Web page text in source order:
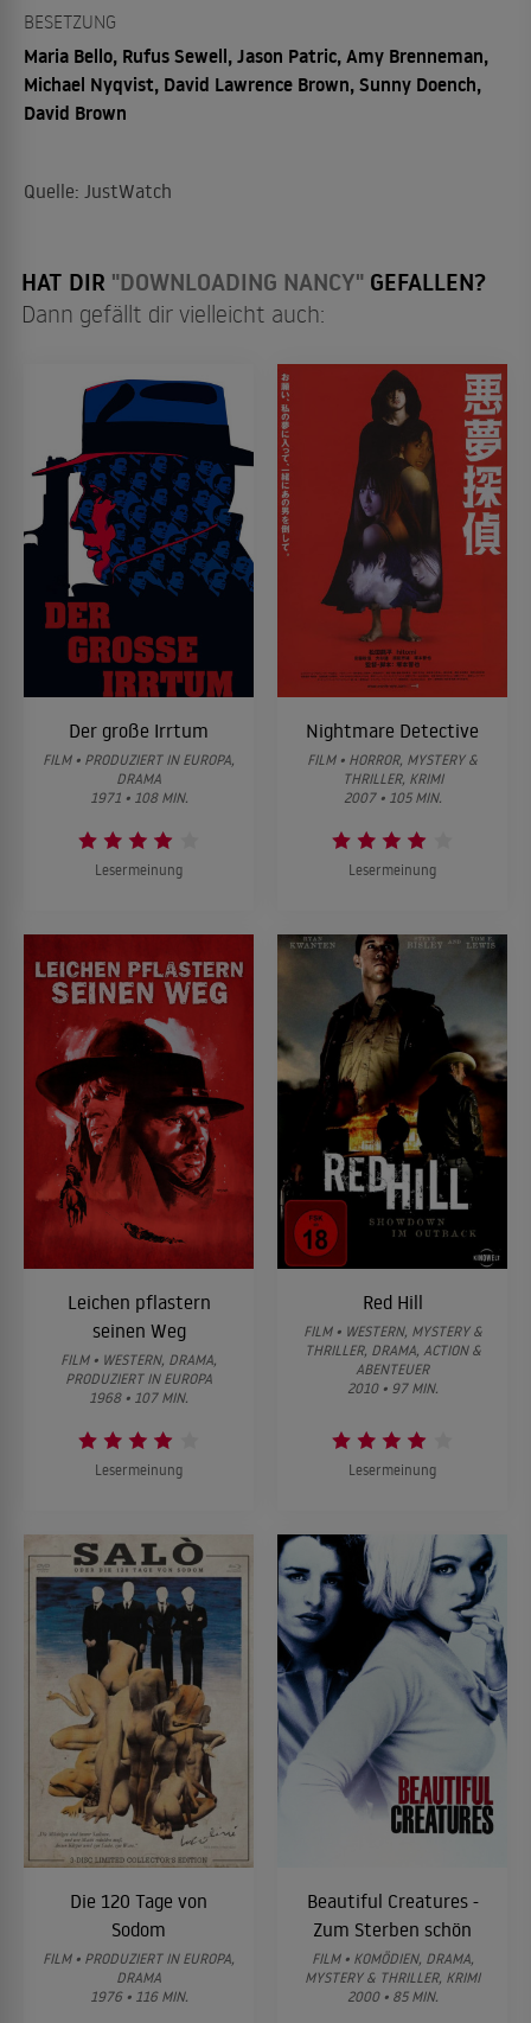
BESETZUNG
Maria Bello, Rufus Sewell, Jason Patric, Amy Brenneman,
Michael Nyqvist, David Lawrence Brown, Sunny Doench,
David Brown
Quelle: JustWatch
HAT DIR "DOWNLOADING NANCY" GEFALLEN?
Dann gefällt dir vielleicht auch:
Der große Irrtum
FILM • PRODUZIERT IN EUROPA,
DRAMA
1971 • 108 MIN.
Lesermeinung
Nightmare Detective
FILM • HORROR, MYSTERY &
THRILLER, KRIMI
2007 • 105 MIN.
Lesermeinung
Leichen pflastern
seinen Weg
FILM • WESTERN, DRAMA,
PRODUZIERT IN EUROPA
1968 • 107 MIN.
Lesermeinung
Red Hill
FILM • WESTERN, MYSTERY &
THRILLER, DRAMA, ACTION &
ABENTEUER
2010 • 97 MIN.
Lesermeinung
Die 120 Tage von
Sodom
FILM • PRODUZIERT IN EUROPA,
DRAMA
1976 • 116 MIN.
Beautiful Creatures -
Zum Sterben schön
FILM • KOMÖDIEN, DRAMA,
MYSTERY & THRILLER, KRIMI
2000 • 85 MIN.